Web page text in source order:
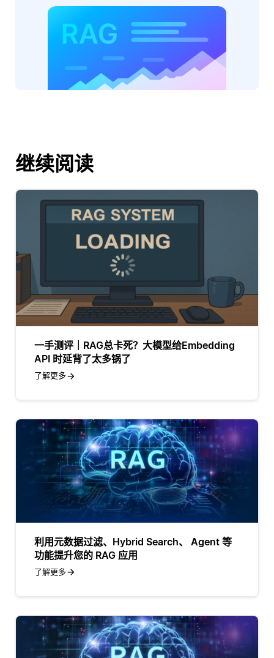
继续阅读
一手测评｜RAG总卡死？大模型给Embedding
API 时延背了太多锅了
了解更多
利用元数据过滤、Hybrid Search、 Agent 等
功能提升您的 RAG 应用
了解更多